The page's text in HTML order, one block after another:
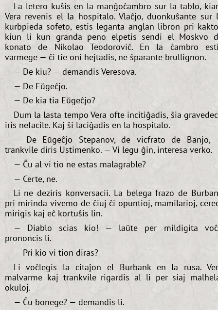
La letero kuŝis en la manĝoĉambro sur la tablo,
Vera revenis el la hospitalo. Vlaĉjo, duonkuŝante sur
kurbpieda sofeto, estis leganta anglan libron pri
kiun li kun granda peno elpetis sendi el Moskvo
konato de Nikolao Teodoroviĉ. En la ĉambro
varmege — ĉi tie oni hejtadis, ne ŝparante brullignon.
— De kiu? — demandis Veresova.
— De Eŭgeĉjo.
— De kia tia Eŭgeĉjo?
Dum la lasta tempo Vera ofte incitiĝadis, ŝia
iris nefacile. Kaj ŝi laciĝadis en la hospitalo.
— De Eŭgeĉjo Stepanov, de vicfrato de Banjo,
trankvile diris Ustimenko. — Vi legu ĝin, interesa verko.
— Ĉu al vi tio ne estas malagrable?
— Certe, ne.
Li ne deziris konversacii. La belega frazo de
pri mirinda vivemo de ĉiuj ĉi opuntioj, mamilarioj,
mirigis kaj eĉ kortuŝis lin.
— Diablo scias kio! — laŭte per mildigita
prononcis li.
— Pri kio vi tion diras?
Li voĉlegis la citaĵon el Burbank en la rusa.
malvarme kaj trankvile rigardis al li per siaj
okuloj.
— Ĉu bonege? — demandis li.